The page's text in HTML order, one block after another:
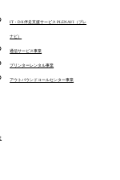
IT・DX伴走支援サービス PLENAVI（プレ
ナビ）
通信サービス事業
プリンターレンタル事業
アウトバウンドコールセンター事業